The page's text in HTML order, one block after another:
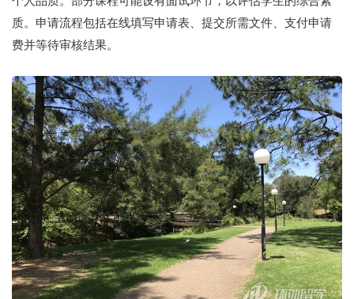
质。申请流程包括在线填写申请表、提交所需文件、支付申请
费并等待审核结果。